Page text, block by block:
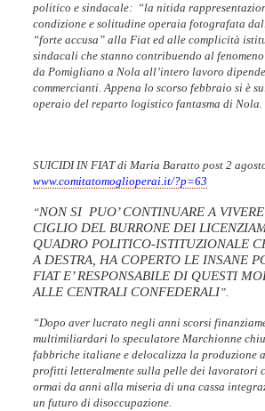
politico e sindacale: “la nitida
condizione e solitudine operaia fotografata
“forte accusa” alla Fiat ed alle complicità
sindacali che stanno contribuendo al
da Pomigliano a Nola all’intero lavoro
commercianti. Appenalo scorso febbraio si è
operaio del reparto logistico fantasma di Nola.
SUICIDI IN FIAT di Maria Baratto post 2
www.comitatomoglioperai.it/?p=63
“NON SI PUO’ CONTINUARE A
CIGLIO DEL BURRONE DEI
QUADRO POLITICO-ISTITUZIONALE
A DESTRA, HA COPERTO LE INSANE
FIAT E’ RESPONSABILE DI QUESTI
ALLE CENTRALI CONFEDERALI”.
“Dopo aver lucrato negli anni scorsi
multimiliardari lo speculatore Marchionne
fabbriche italiane e delocalizza la produzione
profitti letteralmente sulla pelle dei lavoratori
ormai da anni alla miseria di una cassa
un futuro di disoccupazione.